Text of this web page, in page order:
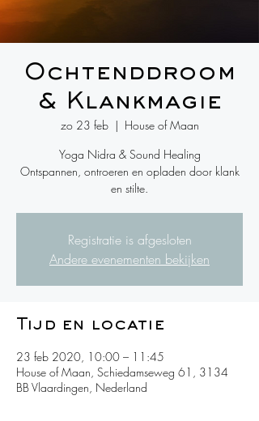
Ochtenddroom
& Klankmagie
zo 23 feb
  |
House of Maan
Yoga Nidra & Sound Healing
Ontspannen, ontroeren en opladen door klank
en stilte.
Registratie is afgesloten
Andere evenementen bekijken
Tijd en locatie
23 feb 2020, 10:00 – 11:45
House of Maan, Schiedamseweg 61, 3134
BB Vlaardingen, Nederland